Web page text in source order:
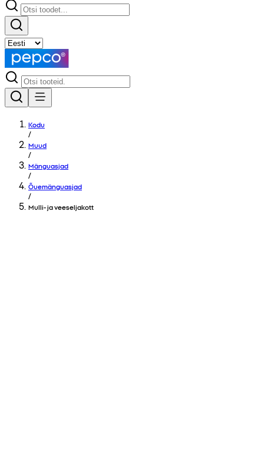
Kodu
/
Muud
/
Mänguasjad
/
Õuemänguasjad
/
Mulli- ja veeseljakott